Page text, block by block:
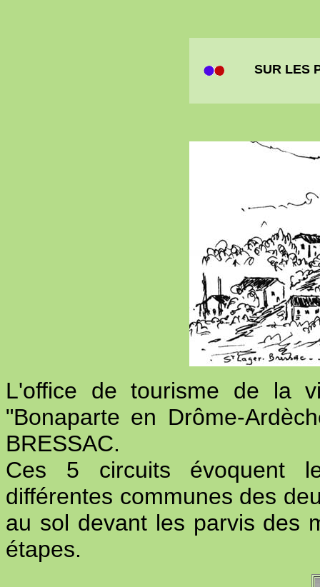
SUR LES
L'office de tourisme de la
"Bonaparte en Drôme-
BRESSAC.
Ces 5 circuits évoquent
différentes communes des
au sol devant les parvis des
étapes.